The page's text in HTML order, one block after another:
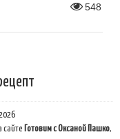
548
сайте Готовим с Оксаной Пашко,